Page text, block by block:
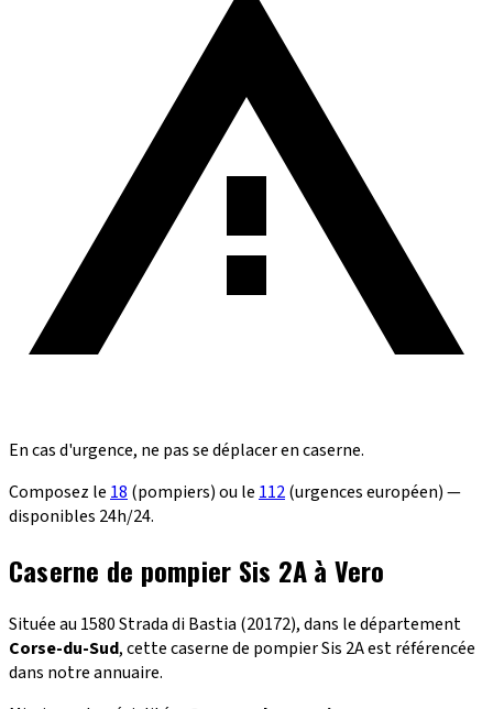
En cas d'urgence, ne pas se déplacer en caserne.
Composez le 18 (pompiers) ou le 112(urgences européen) —
disponibles 24h/24.
Caserne de pompier Sis 2A à Vero
Située au 1580 Strada di Bastia (20172), dans le département
Corse-du-Sud, cette caserne de pompier Sis 2A est référencée
dans notre annuaire.